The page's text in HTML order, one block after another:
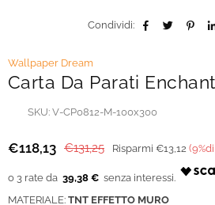
Condividi:
Wallpaper Dream
Carta Da Parati
SKU: V-CP0812-M-100x300
Prezzo
€118,13 €131,25 Risparmi €13,12 (9
39,38 €
MATERIALE: TNT EFFETTO MURO